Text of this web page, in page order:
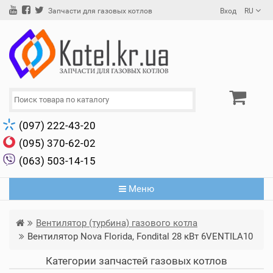
Запчасти для газовых котлов Вход RU
(097) 222-43-20
(095) 370-62-02
(063) 503-14-15
Меню
Вентилятор (турбина) газового котла
Вентилятор Nova Florida, Fondital 28 кВт 6VENTILA10
Категории запчастей газовых котлов